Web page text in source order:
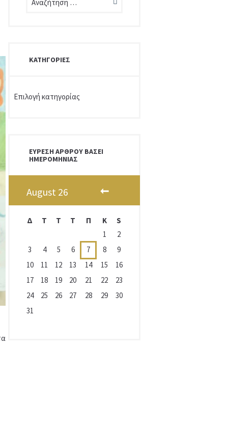
ΚΑΤΗΓΟΡΊΕΣ
Κατηγορίες
ΕΎΡΕΣΗ ΆΡΘΡΟΥ ΒΆΣΕΙ
ΗΜΕΡΟΜΗΝΊΑΣ
August 26
Δ T Τ Τ Π Κ
S
1
2
3
4 5 6 7 8
9
10
11 12 13 14 15
16
17
18 19 20 21 22
23
24
25 26 27 28 29
30
31